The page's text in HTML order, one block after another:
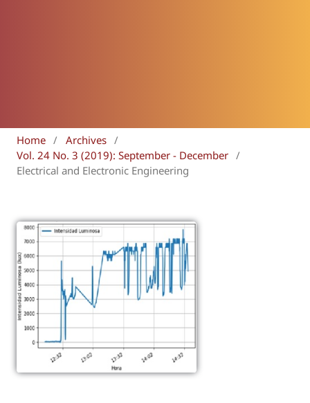
Home / Archives /
Vol. 24 No. 3 (2019): September - December /
Electrical and Electronic Engineering